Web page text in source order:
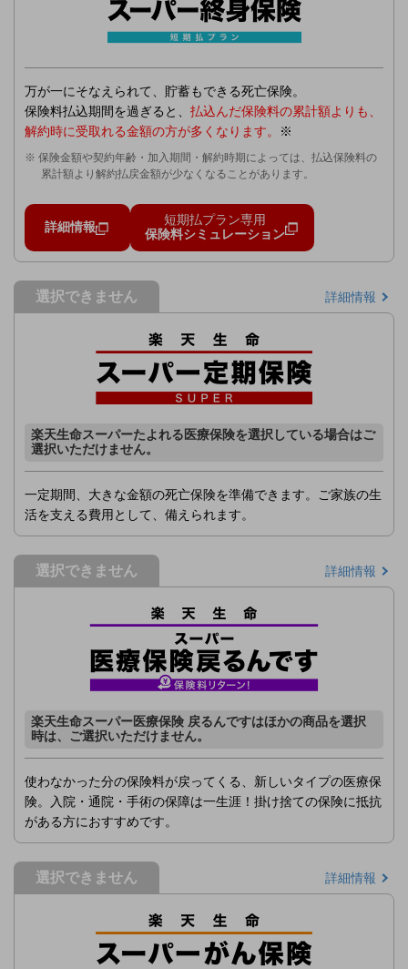
万が一にそなえられて、貯蓄もできる死亡保険。
保険料払込期間を過ぎると、 払込んだ保険料の累計額よりも、
解約時に受取れる金額の方が多くなります。
※
※ 保険金額や契約年齢・加入期間・解約時期によっては、払込保険料の
累計額より解約払戻金額が少なくなることがあります。
詳細情報
短期払プラン専用
保険料シミュレーション
選択できません 詳細情報
楽天生命スーパーたよれる医療保険を選択している場合はご
選択いただけません。
一定期間、大きな金額の死亡保険を準備できます。ご家族の生
活を支える費用として、備えられます。
選択できません 詳細情報
楽天生命スーパー医療保険 戻るんですはほかの商品を選択
時は、ご選択いただけません。
使わなかった分の保険料が戻ってくる、新しいタイプの医療保
険。入院・通院・手術の保障は一生涯！掛け捨ての保険に抵抗
がある方におすすめです。
選択できません 詳細情報